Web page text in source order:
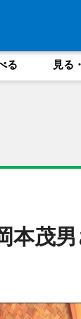
る 見る
本茂